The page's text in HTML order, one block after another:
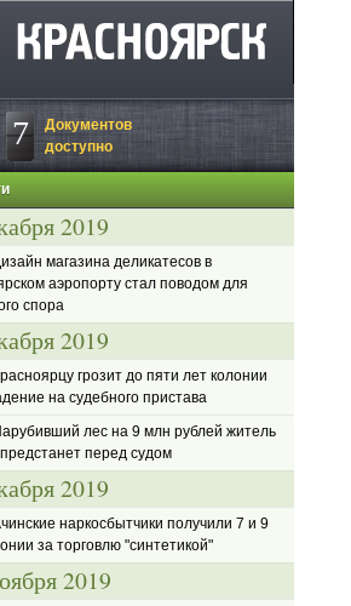
7
Документов
доступно
2019
магазина деликатесов в
аэропорту стал поводом для
спора
2019
грозит до пяти лет колонии
на судебного пристава
лес на 9 млн рублей житель
предстанет перед судом
2019
наркосбытчики получили 7 и 9
за торговлю "синтетикой"
2019